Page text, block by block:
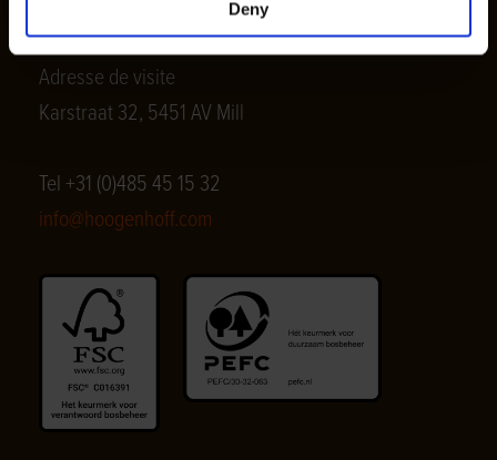
Deny
Boîte postale 24, 5450 AA Mill
Adresse de visite
Karstraat 32, 5451 AV Mill
Tel +31 (0)485 45 15 32
info@hoogenhoff.com